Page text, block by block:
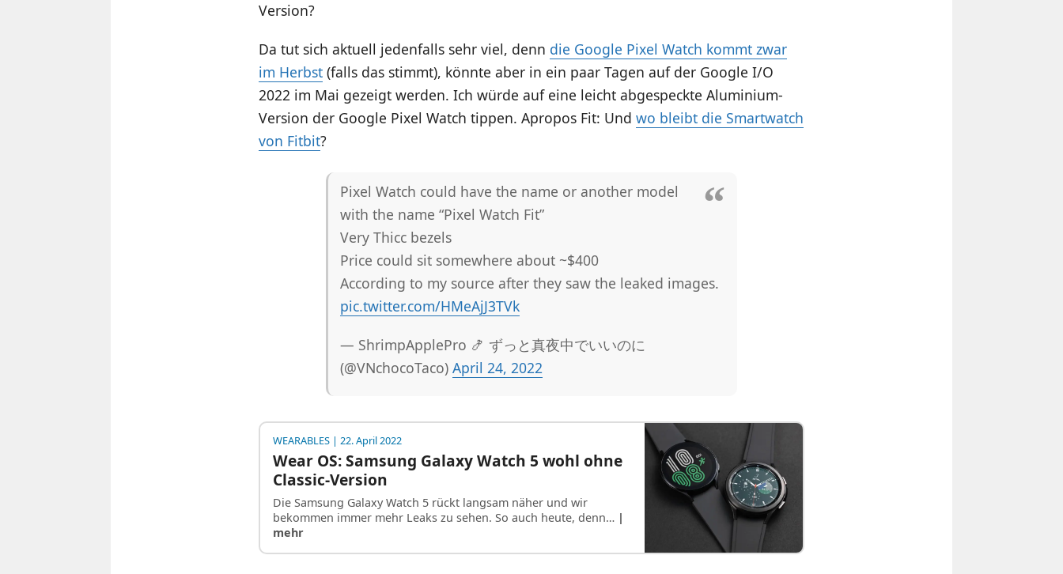
Version?
Da tut sich aktuell jedenfalls sehr viel, denn die Google Pixel Watch kommt zwar
im Herbst(falls das stimmt), könnte aber in ein paar Tagen auf der Google I/O
2022 im Mai gezeigt werden. Ich würde auf eine leicht abgespeckte Aluminium-
Version der Google Pixel Watch tippen. Apropos Fit: Und wo bleibt die Smartwatch
von Fitbit?
Pixel Watch could have the name or another model
with the name “Pixel Watch Fit”
Very Thicc bezels
Price could sit somewhere about ~$400
According to my source after they saw the leaked images.
pic.twitter.com/HMeAjJ3TVk
— ShrimpApplePro 🍤 ずっと真夜中でいいのに
(@VNchocoTaco) April 24, 2022
WEARABLES| 22. April 2022
Wear OS: Samsung Galaxy Watch 5 wohl ohne
Classic-Version
Die Samsung Galaxy Watch 5 rückt langsam näher und wir
bekommen immer mehr Leaks zu sehen. So auch heute, denn… |
mehr